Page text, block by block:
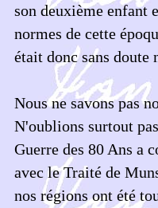
son deuxième enfant
normes de cette
était donc sans doute
Nous ne savons pas
N'oublions surtout
Guerre des 80 Ans a
avec le Traité de
nos régions ont été